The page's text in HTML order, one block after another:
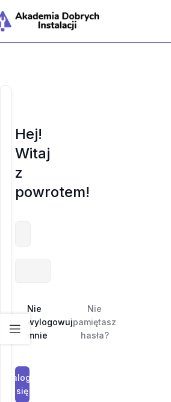
Hej!
Witaj
z
powrotem!
Nie
wylogowuj
mnie
Nie
pamiętasz
hasła?
Zaloguj
się